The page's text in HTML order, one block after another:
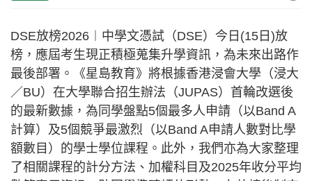
DSE放榜2026︱中學文憑試（DSE）今日(15日)放
榜，應屆考生現正積極蒐集升學資訊，為未來出路作
最後部署。《星島教育》將根據香港浸會大學（浸大
／BU）在大學聯合招生辦法（JUPAS）首輪改選後
的最新數據，為同學盤點5個最多人申請（以Band A
計算）及5個競爭最激烈（以Band A申請人數對比學
額數目）的學士學位課程。此外，我們亦為大家整理
了相關課程的計分方法、加權科目及2025年收分平均